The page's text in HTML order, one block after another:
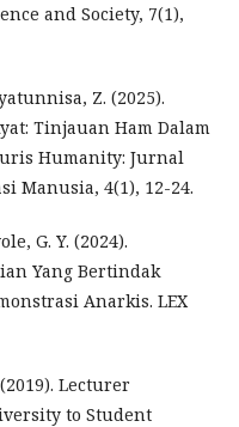
and Society, 7(1),
Z. (2025).
Tinjauan Ham Dalam
Humanity: Jurnal
Manusia, 4(1), 12-24.
G. Y. (2024).
Yang Bertindak
Anarkis. LEX
Lecturer
to Student